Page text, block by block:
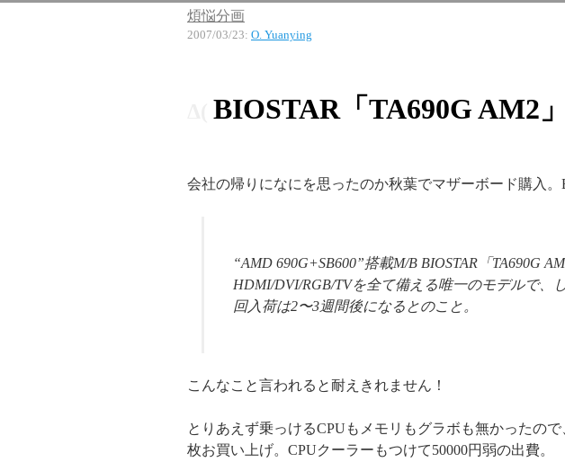
煩悩分画
2007/03/23: O. Yuanying
BIOSTAR「TA690G AM2」
会社の帰りになにを思ったのか秋葉でマザーボード購入。
“AMD 690G+SB600”搭載M/B BIOSTAR「TA690G
HDMI/DVI/RGB/TVを全て備える唯一のモデルで、
回入荷は2〜3週間後になるとのこと。
こんなこと言われると耐えきれません！
とりあえず乗っけるCPUもメモリもグラボも無かったの
枚お買い上げ。CPUクーラーもつけて50000円弱の出費。